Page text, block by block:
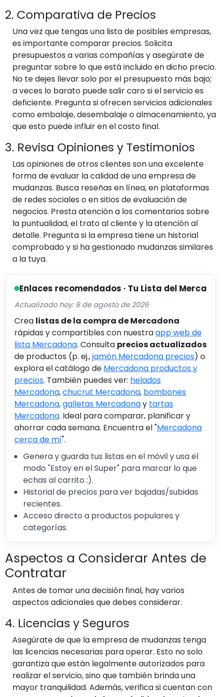
2. Comparativa de Precios
Una vez que tengas una lista de posibles empresas,
es importante comparar precios. Solicita
presupuestos a varias compañías y asegúrate de
preguntar sobre lo que está incluido en dicho precio.
No te dejes llevar solo por el presupuesto más bajo;
a veces lo barato puede salir caro si el servicio es
deficiente. Pregunta si ofrecen servicios adicionales
como embalaje, desembalaje o almacenamiento, ya
que esto puede influir en el costo final.
3. Revisa Opiniones y Testimonios
Las opiniones de otros clientes son una excelente
forma de evaluar la calidad de una empresa de
mudanzas. Busca reseñas en línea, en plataformas
de redes sociales o en sitios de evaluación de
negocios. Presta atención a los comentarios sobre
la puntualidad, el trato al cliente y la atención al
detalle. Pregunta si la empresa tiene un historial
comprobado y si ha gestionado mudanzas similares
a la tuya.
Enlaces recomendados · Tu Lista del Merca
Actualizado hoy: 6 de agosto de 2026
Crea listas de la compra de Mercadona
rápidas y compartibles con nuestraapp web de
lista Mercadona. Consulta precios actualizados
de productos (p. ej.,jamón Mercadona precios) o
explora el catálogo de Mercadona productos y
precios. También puedes ver: helados
Mercadona,chucrut Mercadona, bombones
Mercadona,galletas Mercadonay tartas
Mercadona. Ideal para comparar, planificar y
ahorrar cada semana. Encuentra el "Mercadona
cerca de mí".
Genera y guarda tus listas en el móvil y usa el
modo "Estoy en el Super" para marcar lo que
echas al carrito :).
Historial de precios para ver bajadas/subidas
recientes.
Acceso directo a productos populares y
categorías.
Aspectos a Considerar Antes de
Contratar
Antes de tomar una decisión final, hay varios
aspectos adicionales que debes considerar.
4. Licencias y Seguros
Asegúrate de que la empresa de mudanzas tenga
las licencias necesarias para operar. Esto no solo
garantiza que están legalmente autorizados para
realizar el servicio, sino que también brinda una
mayor tranquilidad. Además, verifica si cuentan con